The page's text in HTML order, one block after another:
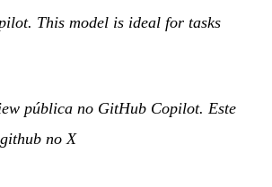
This model is ideal for tasks
pública no GitHub Copilot. Este
no X